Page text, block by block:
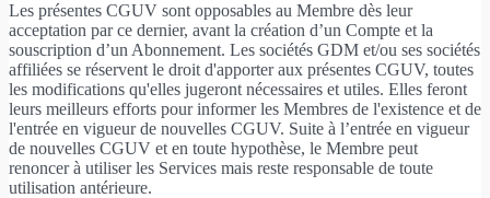
Les présentes CGUV sont opposables au Membre dès leur
acceptation par ce dernier, avant la création d’un Compte et la
souscription d’un Abonnement. Les sociétés GDM et/ou ses sociétés
affiliées se réservent le droit d'apporter aux présentes CGUV, toutes
les modifications qu'elles jugeront nécessaires et utiles. Elles feront
leurs meilleurs efforts pour informer les Membres de l'existence et de
l'entrée en vigueur de nouvelles CGUV. Suite à l’entrée en vigueur
de nouvelles CGUV et en toute hypothèse, le Membre peut
renoncer à utiliser les Services mais reste responsable de toute
utilisation antérieure.